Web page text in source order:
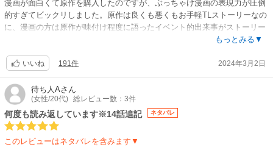
漫画が面白くて原作を購入したのですが、ぶっちゃけ漫画の表現力が圧倒
的すぎてビックリしました。原作は良くも悪くもお手軽TLストーリーなの
に、漫画の方は原作が味付け程度に語ったイベント的出来事がストーリー
に重みを加えており、ヒーローとヒロインの恋愛をより性愛だけではない
また、なーロッパといわれるなろう特有のヨーロッパ表現で顔つきは東洋
人という既存TLあるあるを蹴散らすどうみてもロシア系に系譜を持つ登場
人物たち。女性でもいかつい肩幅にみえる洋服の装飾。使われる食器も銀
製品のポットやカトラリーで陶器磁器ばかりを持ってこないのが素敵…。
世界観を織り込んだ小物や生活風景、馬や砦の描写など、圧巻です。これ
は知識や丹念な下調べがないと自然に漫画に織り込めないやつです。
そしてなにより、既存TLと違うのは女体と思いました。
もっとみる▼
いいね 191件 2024年3月2日
待ち人Aさん
(女性/20代) 総レビュー数：3件
何度も読み返しています※14話追記 ネタバレ
このレビューはネタバレを含みます▼